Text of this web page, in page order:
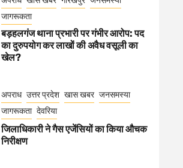
जागरूकता
बड़हलगंज थाना प्रभारी पर गंभीर आरोप: पद
का दुरुपयोग कर लाखों की अवैध वसूली का
खेल?
अपराध उत्तर प्रदेश खास खबर जनसमस्या
जागरूकता देवरिया
जिलाधिकारी ने गैस एजेंसियों का किया औचक
निरीक्षण